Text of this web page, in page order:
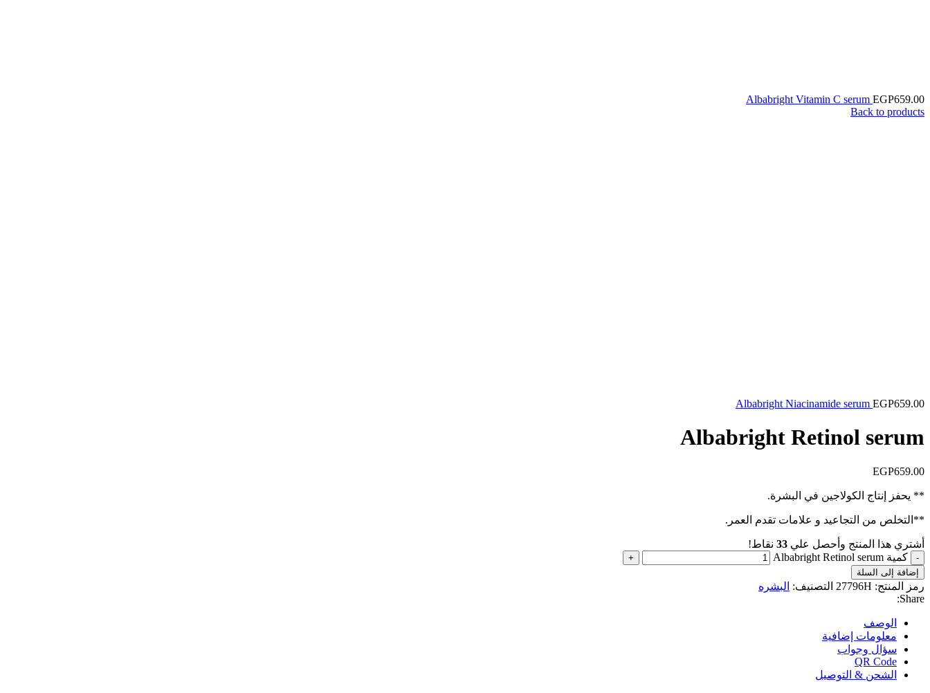
Albabright Vitamin C serum EGP659.00
Back to products
Albabright Niacinamide serum EGP659.00
Albabright Retinol serum
EGP659.00
** يحفز إنتاج الكولاجين في البشرة.
**التخلص من التجاعيد و علامات تقدم العمر.
أشتري هذا المنتج وأحصل علي 33 نقاط!
كمية Albabright Retinol serum
إضافة إلى السلة
رمز المنتج: 27796H التصنيف: البشره
Share:
الوصف
معلومات إضافية
سؤال وجواب
QR Code
الشحن & التوصيل